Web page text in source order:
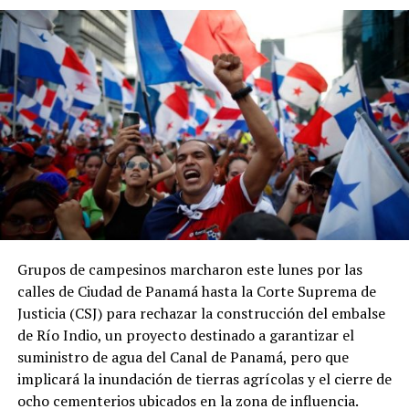
Asimismo, entre 2023 y 2024 la recaudación tributaria
panameña disminuyó de 11.9 % a 11.3 % del PIB, en
contraste con el incremento de 0.2 puntos
porcentuales registrado por el promedio regional.
ADVERTISEMENT
Los datos coinciden con las estadísticas del Ministerio
de Economía y Finanzas (MEF), que muestran una
tendencia descendente en los ingresos del Gobierno
Central. La relación entre los ingresos tributarios y el
PIB pasó de 13 % en 2012 a 7.1 % en 2025, mientras que
los ingresos totales del Gobierno Central disminuyeron
de 18.7 % a 11.7 % en el mismo período.
Grupos de campesinos marcharon este lunes por las
calles de Ciudad de Panamá hasta la Corte Suprema de
Justicia (CSJ) para rechazar la construcción del embalse
de Río Indio, un proyecto destinado a garantizar el
suministro de agua del Canal de Panamá, pero que
implicará la inundación de tierras agrícolas y el cierre de
ocho cementerios ubicados en la zona de influencia.